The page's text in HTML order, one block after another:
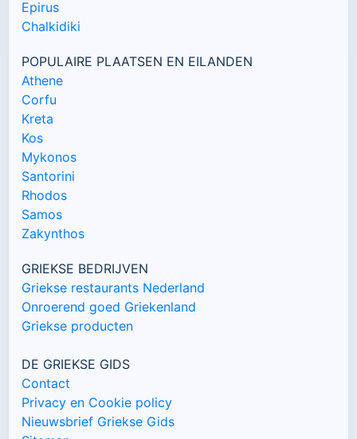
Epirus
Chalkidiki
POPULAIRE PLAATSEN EN EILANDEN
Athene
Corfu
Kreta
Kos
Mykonos
Santorini
Rhodos
Samos
Zakynthos
GRIEKSE BEDRIJVEN
Griekse restaurants Nederland
Onroerend goed Griekenland
Griekse producten
DE GRIEKSE GIDS
Contact
Privacy en Cookie policy
Nieuwsbrief Griekse Gids